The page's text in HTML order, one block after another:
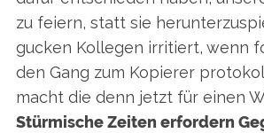
zu feiern, statt sie
gucken Kollegen irritiert, wenn
den Gang zum Kopierer
macht die denn jetzt für einen
Stürmische Zeiten erfordern